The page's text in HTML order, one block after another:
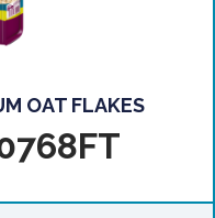
OAT FLAKES
FT